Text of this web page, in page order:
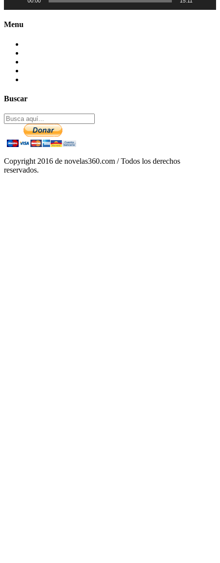
Menu
Buscar
Copyright 2016 de novelas360.com / Todos los derechos
reservados.